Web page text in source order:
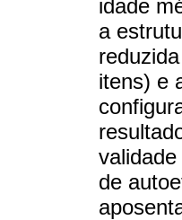
idade
a
itens) e
de